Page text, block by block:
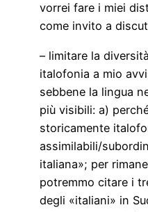
vorrei fare i miei
come invito a
– limitare la
italofonia a mio
sebbene la lingua
più visibili: a)
storicamente
assimilabili/
italiana»; per
potremmo citare i
degli «italiani» in